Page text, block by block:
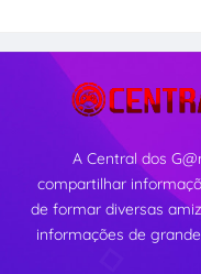
A Central dos
compartilhar
de formar diversas
informações de